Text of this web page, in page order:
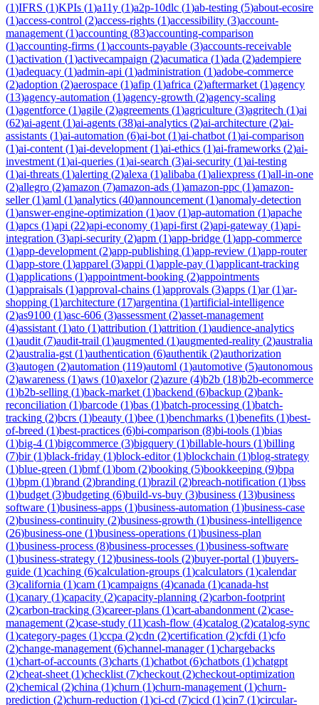
(1)IFRS (1)KPIs (1)a11y (1)a2p-10dlc (1)ab-testing (5)about-ecosire
(1)access-control (2)access-rights (1)accessibility (3)account-
management (1)accounting (83)accounting-comparison
(1)accounting-firms (1)accounts-payable (3)accounts-receivable
(1)activation (1)activecampaign (2)acumatica (1)ada (2)adempiere
(1)adequacy (1)admin-api (1)administration (1)adobe-commerce
(2)adoption (2)aerospace (1)afip (1)africa (2)aftermarket (1)agency
(13)agency-automation (1)agency-growth (2)agency-scaling
(1)agentforce (1)agile (2)agreements (1)agriculture (3)agritech (1)ai
(62)ai-agent (1)ai-agents (38)ai-analytics (2)ai-architecture (2)ai-
assistants (1)ai-automation (6)ai-bot (1)ai-chatbot (1)ai-comparison
(1)ai-content (1)ai-development (1)ai-ethics (1)ai-frameworks (2)ai-
investment (1)ai-queries (1)ai-search (3)ai-security (1)ai-testing
(1)ai-threats (1)alerting (2)alexa (1)alibaba (1)aliexpress (1)all-in-one
(2)allegro (2)amazon (7)amazon-ads (1)amazon-ppc (1)amazon-
seller(1)aml (1)analytics (40)announcement (1)anomaly-detection
(1)answer-engine-optimization (1)aov (1)ap-automation (1)apache
(1)apcs (1)api (22)api-economy (1)api-first (2)api-gateway (1)api-
integration (3)api-security (2)apm (1)app-bridge (1)app-commerce
(1)app-development (2)app-publishing (1)app-review (1)app-router
(1)app-store (1)apparel (3)appi (1)apple-pay (1)applicant-tracking
(1)applications (1)appointment-booking (2)appointments
(1)appraisals (1)approval-chains (1)approvals (3)apps (1)ar(1)ar-
shopping (1)architecture (17)argentina (1)artificial-intelligence
(2)as9100 (1)asc-606 (3)assessment (2)asset-management
(4)assistant (1)ato (1)attribution (1)attrition (1)audience-analytics
(1)audit (7)audit-trail (1)augmented (1)augmented-reality (2)australia
(2)australia-gst (1)authentication (6)authentik (2)authorization
(3)autogen (2)automation (119)automl (1)automotive (5)autonomous
(2)awareness (1)aws (10)axelor(2)azure (4)b2b (18)b2b-ecommerce
(1)b2b-selling (1)back-market (1)backend (6)backup (2)bank-
reconciliation (1)barcode (1)bas (1)batch-processing (1)batch-
tracking (2)bcrs (1)beauty (1)bee (1)benchmarks (1)benefits (1)best-
of-breed (1)best-practices (6)bi-comparison (8)bi-tools (1)bias
(1)big-4 (1)bigcommerce (3)bigquery (1)billable-hours (1)billing
(7)bir(1)black-friday (1)block-editor(1)blockchain (1)blog-strategy
(1)blue-green (1)bmf(1)bom (2)booking (5)bookkeeping (9)bpa
(1)bpm (1)brand (2)branding (1)brazil (2)breach-notification (1)bss
(1)budget (3)budgeting (6)build-vs-buy (3)business (13)business
software (1)business-apps (1)business-automation (1)business-case
(2)business-continuity (2)business-growth (1)business-intelligence
(26)business-one (1)business-operations (1)business-plan
(1)business-process (8)business-processes (1)business-software
(1)business-strategy (12)business-tools (2)buyer-portal (1)buyers-
guide (1)caching (6)calculation-groups (1)calculators (1)calendar
(3)california (1)cam (1)campaigns (4)canada (1)canada-hst
(1)canary (1)capacity (2)capacity-planning (2)carbon-footprint
(2)carbon-tracking (3)career-plans (1)cart-abandonment (2)case-
management (2)case-study (11)cash-flow (4)catalog (2)catalog-sync
(1)category-pages (1)ccpa (2)cdn (2)certification (2)cfdi (1)cfo
(2)change-management (6)channel-manager(1)chargebacks
(1)chart-of-accounts (3)charts (1)chatbot (6)chatbots (1)chatgpt
(2)cheat-sheet (1)checklist (7)checkout (2)checkout-optimization
(2)chemical (2)china (1)churn (1)churn-management (1)churn-
prediction (2)churn-reduction (1)ci-cd (7)cicd (1)cin7 (1)circular-